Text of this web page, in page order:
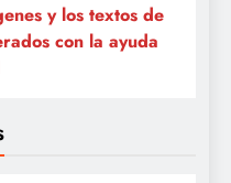
y los textos de
con la ayuda